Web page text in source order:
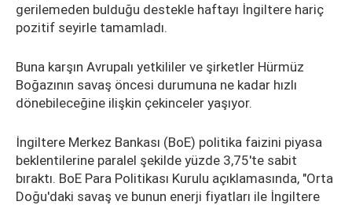
gerilemeden bulduğu destekle haftayı İngiltere hariç
pozitif seyirle tamamladı.
Buna karşın Avrupalı yetkililer ve şirketler Hürmüz
Boğazının savaş öncesi durumuna ne kadar hızlı
dönebileceğine ilişkin çekinceler yaşıyor.
İngiltere Merkez Bankası (BoE) politika faizini piyasa
beklentilerine paralel şekilde yüzde 3,75'te sabit
bıraktı. BoE Para Politikası Kurulu açıklamasında, "Orta
Doğu'daki savaş ve bunun enerji fiyatları ile İngiltere